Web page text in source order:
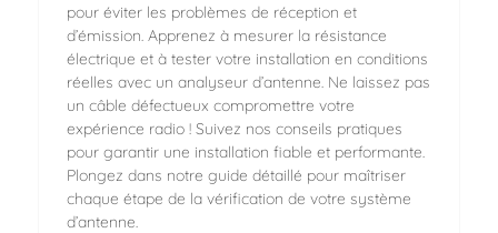
pour éviter les problèmes de réception et
d’émission. Apprenez à mesurer la résistance
électrique et à tester votre installation en conditions
réelles avec un analyseur d’antenne. Ne laissez pas
un câble défectueux compromettre votre
expérience radio ! Suivez nos conseils pratiques
pour garantir une installation fiable et performante.
Plongez dans notre guide détaillé pour maîtriser
chaque étape de la vérification de votre système
d’antenne.